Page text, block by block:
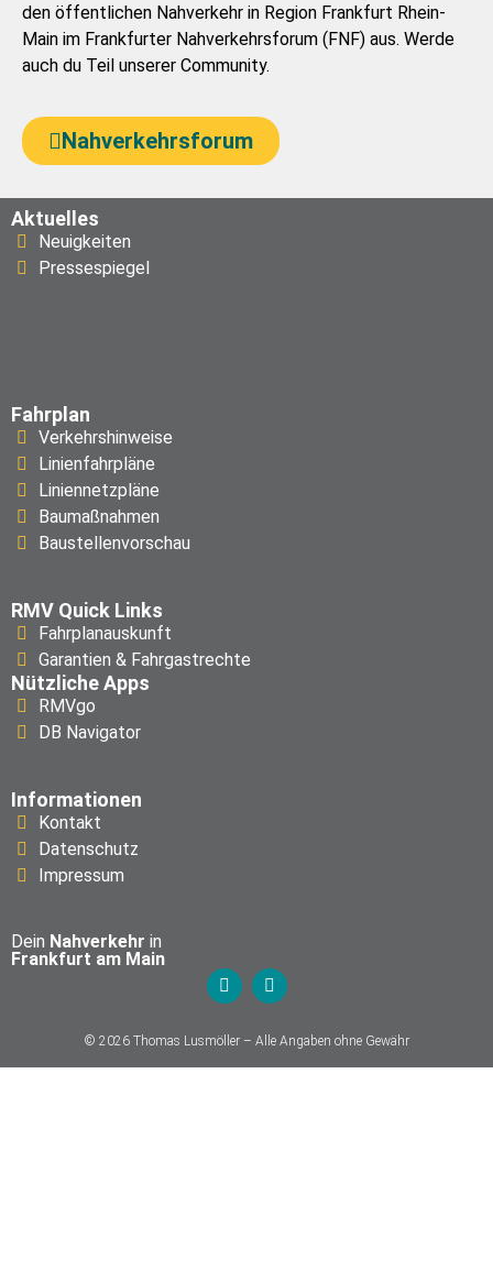
den öffentlichen Nahverkehr in Region Frankfurt Rhein-
Main im Frankfurter Nahverkehrsforum (FNF) aus. Werde
auch du Teil unserer Community.
Nahverkehrsforum
Aktuelles
Neuigkeiten
Pressespiegel
Fahrplan
Verkehrshinweise
Linienfahrpläne
Liniennetzpläne
Baumaßnahmen
Baustellenvorschau
RMV Quick Links
Fahrplanauskunft
Garantien & Fahrgastrechte
Nützliche Apps
RMVgo
DB Navigator
Informationen
Kontakt
Datenschutz
Impressum
Dein Nahverkehr in
Frankfurt am Main
© 2026 Thomas Lusmöller – Alle Angaben ohne Gewähr